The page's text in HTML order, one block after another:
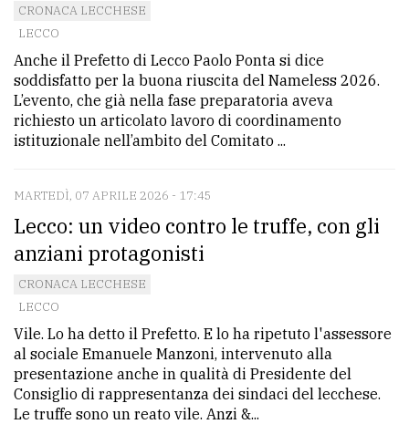
Ricerca
avanzata
LE
ALTRE
TESTATE
PRIVACY
policy
Cookie
policy
CRONACA LECCHESE
LECCO
Anche il Prefetto di Lecco Paolo Ponta si dice
soddisfatto per la buona riuscita del Nameless 2026.
L’evento, che già nella fase preparatoria aveva
richiesto un articolato lavoro di coordinamento
istituzionale nell’ambito del Comitato ...
MARTEDÌ, 07 APRILE 2026 - 17:45
Lecco: un video contro le truffe, con gli
anziani protagonisti
CRONACA LECCHESE
LECCO
Vile. Lo ha detto il Prefetto. E lo ha ripetuto l'assessore
al sociale Emanuele Manzoni, intervenuto alla
presentazione anche in qualità di Presidente del
Consiglio di rappresentanza dei sindaci del lecchese.
Le truffe sono un reato vile. Anzi &...